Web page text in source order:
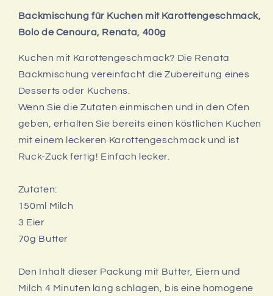
Kuchen
Karottengeschmack,
Kuchen
Karottengeschmack,
Renata,
Backmischung für Kuchen mit Karottengeschmack,
Bolo de Cenoura, Renata, 400g
Kuchen mit Karottengeschmack? Die Renata
Backmischung vereinfacht die Zubereitung eines
Desserts oder Kuchens.
Wenn Sie die Zutaten einmischen und in den Ofen
geben, erhalten Sie bereits einen köstlichen Kuchen
mit einem leckeren Karottengeschmack und ist
Ruck-Zuck fertig! Einfach lecker.
Zutaten:
150ml Milch
3 Eier
70g Butter
Den Inhalt dieser Packung mit Butter, Eiern und
Milch 4 Minuten lang schlagen, bis eine homogene